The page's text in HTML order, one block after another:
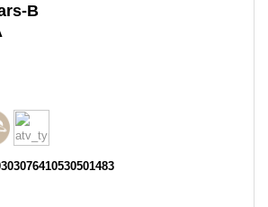
B